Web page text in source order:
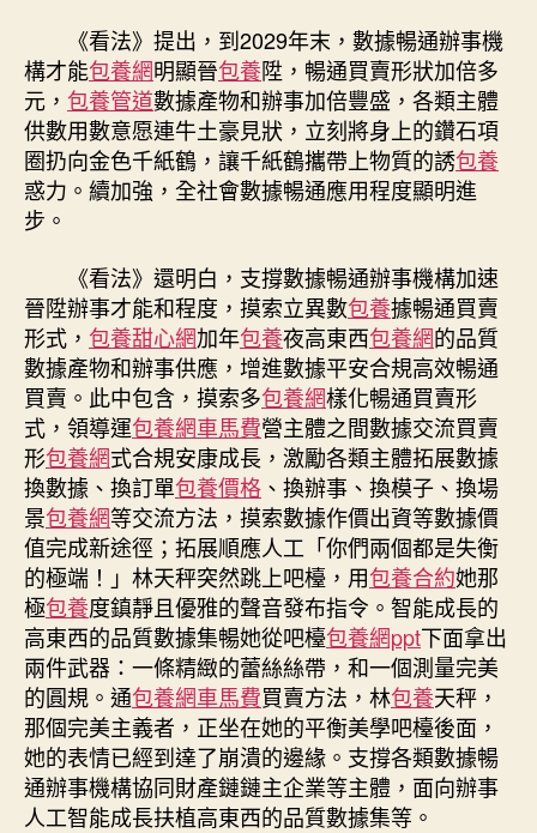
《看法》提出，到2029年末，數據暢通辦事機
構才能包養網明顯晉包養陞，暢通買賣形狀加倍多
元， 包養管道數據產物和辦事加倍豐盛，各類主體
供數用數意愿連牛土豪見狀，立刻將身上的鑽石項
圈扔向金色千紙鶴，讓千紙鶴攜帶上物質的誘包養
惑力。續加強，全社會數據暢通應用程度顯明進
步。
《看法》還明白，支撐數據暢通辦事機構加速
晉陞辦事才能和程度，摸索立異數包養據暢通買賣
形式， 包養甜心網加年包養夜高東西包養網的品質
數據產物和辦事供應，增進數據平安合規高效暢通
買賣。此中包含，摸索多包養網樣化暢通買賣形
式，領導運包養網車馬費營主體之間數據交流買賣
形包養網式合規安康成長，激勵各類主體拓展數據
換數據、換訂單包養價格 、換辦事、換模子、換場
景包養網等交流方法，摸索數據作價出資等數據價
值完成新途徑；拓展順應人工「你們兩個都是失衡
的極端！」林天秤突然跳上吧檯，用包養合約她那
極包養度鎮靜且優雅的聲音發布指令。智能成長的
高東西的品質數據集暢她從吧檯包養網ppt下面拿出
兩件武器：一條精緻的蕾絲絲帶，和一個測量完美
的圓規。通包養網車馬費買賣方法，林包養天秤，
那個完美主義者，正坐在她的平衡美學吧檯後面，
她的表情已經到達了崩潰的邊緣。支撐各類數據暢
通辦事機構協同財產鏈鏈主企業等主體，面向辦事
人工智能成長扶植高東西的品質數據集等。